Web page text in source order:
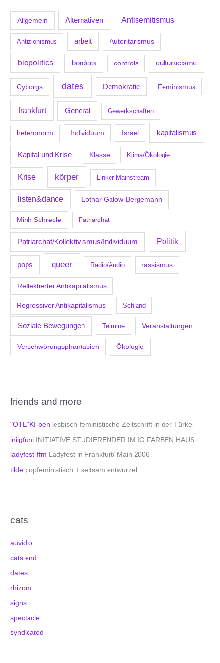
Allgemein Alternativen Antisemitismus
Antizionismus arbeit Autoritarismus
biopolitics borders controls culturacisme
Cyborgs dates Demokratie Feminismus
frankfurt General Gewerkschaften
heteronorm Individuum Israel kapitalismus
Kapital und Krise Klasse Klima/Ökologie
Krise körper Linker Mainstream
listen&dance Lothar Galow-Bergemann
Minh Schredle Patriarchat
Patriarchat/Kollektivismus/Individuum Politik
pops queer Radio/Audio rassismus
Reflektierter Antikapitalismus
Regressiver Antikapitalismus Schland
Soziale Bewegungen Termine Veranstaltungen
Verschwörungsphantasien Ökologie
friends and more
"ÖTE"KI-ben lesbisch-feministische Zeitschrift in der Türkei
iniigfuni INITIATIVE STUDIERENDER IM IG FARBEN HAUS
ladyfest-ffm Ladyfest in Frankfurt/ Main 2006
tilde popfeministisch + seltsam entwurzelt
cats
auvidio
cats end
dates
rhizom
signs
spectacle
syndicated